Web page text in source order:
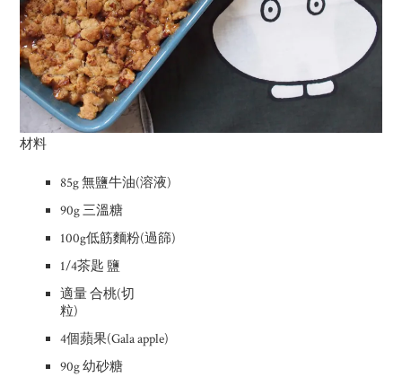
材料
85g 無鹽牛油(溶液)
90g 三溫糖
100g低筋麵粉(過篩)
1/4茶匙 鹽
適量 合桃(切
粒)
4個蘋果(Gala apple)
90g 幼砂糖